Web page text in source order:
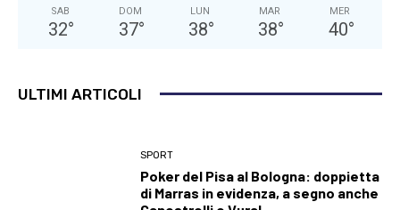
SAB
32°
DOM
37°
LUN
38°
MAR
38°
MER
40°
ULTIMI ARTICOLI
SPORT
Poker del Pisa al Bologna: doppietta
di Marras in evidenza, a segno anche